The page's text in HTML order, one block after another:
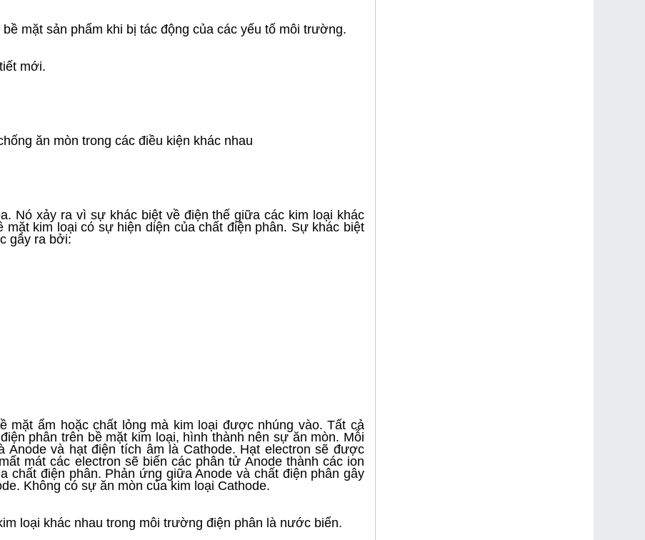
mặt sản phẩm khi bị tác động của các yếu tố môi trường.
mới.
ăn mòn trong các điều kiện khác nhau
Nó xảy ra vì sự khác biệt về điện thế giữa các kim loại khác
kim loại có sự hiện diện của chất điện phân. Sự khác biệt
gây ra bởi:
mặt ẩm hoặc chất lỏng mà kim loại được nhúng vào. Tất cả
phân trên bề mặt kim loại, hình thành nên sự ăn mòn. Mỗi
và hạt điện tích âm là Cathode. Hạt electron sẽ được
mát các electron sẽ biến các phân tử Anode thành các ion
chất điện phân. Phản ứng giữa Anode và chất điện phân gây
Không có sự ăn mòn của kim loại Cathode.
loại khác nhau trong môi trường điện phân là nước biển.